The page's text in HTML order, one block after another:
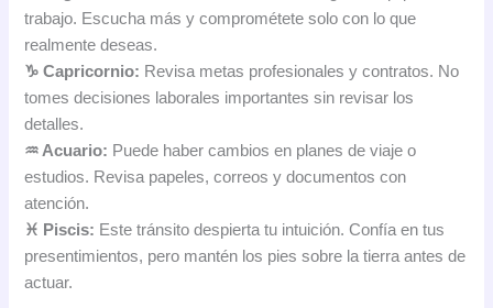
trabajo. Escucha más y comprométete solo con lo que
realmente deseas.
♑ Capricornio: Revisa metas profesionales y contratos. No
tomes decisiones laborales importantes sin revisar los
detalles.
♒ Acuario: Puede haber cambios en planes de viaje o
estudios. Revisa papeles, correos y documentos con
atención.
♓ Piscis: Este tránsito despierta tu intuición. Confía en tus
presentimientos, pero mantén los pies sobre la tierra antes de
actuar.